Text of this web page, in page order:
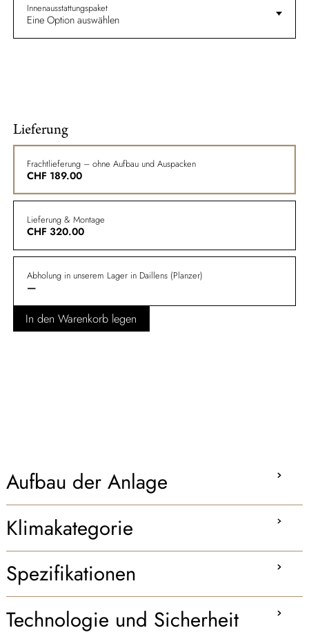
Innenausstattungspaket
Eine Option auswählen
Lieferung
Frachtlieferung – ohne Aufbau und Auspacken
CHF 189.00
Lieferung & Montage
CHF 320.00
Abholung in unserem Lager in Daillens (Planzer)
—
In den Warenkorb legen
Aufbau der Anlage
Klimakategorie
Spezifikationen
Technologie und Sicherheit